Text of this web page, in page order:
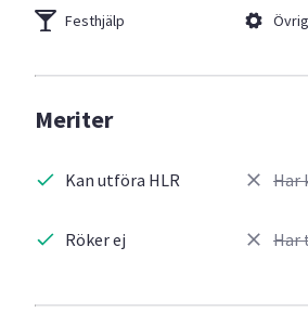
Festhjälp
Meriter
Kan utföra HLR
Röker ej
Har
Har